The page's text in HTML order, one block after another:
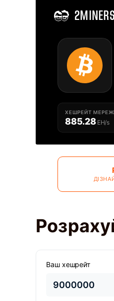
Cоло Bitcoin SOLO-BTC
ХЕШРЕЙТ МЕРЕЖІ
885.28 EH/s
Ваш хешрейт